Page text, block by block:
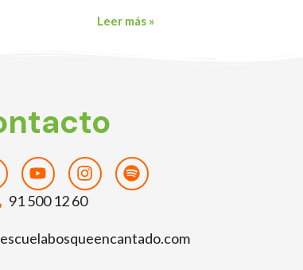
Leer más »
YoutubeInstagramSpotify
91 500 12 60